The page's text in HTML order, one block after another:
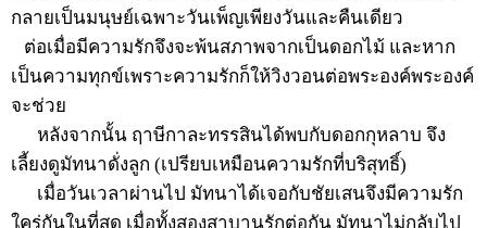
กลายเป็นมนุษย์เฉพาะวันเพ็ญเพียงวันและคืนเดียว
ต่อเมื่อมีความรักจึงจะพ้นสภาพจากเป็นดอกไม้ และหาก
เป็นความทุกข์เพราะความรักก็ให้วิงวอนต่อพระองค์พระองค์
จะช่วย
หลังจากนั้น ฤาษีกาละทรรสินได้พบกับดอกกุหลาบ จึง
เลี้ยงดูมัทนาดั่งลูก (เปรียบเหมือนความรักที่บริสุทธิ์)
เมื่อวันเวลาผ่านไป มัทนาได้เจอกับชัยเสนจึงมีความรัก
ใคร่กันในที่สุด เมื่อทั้งสองสาบานรักต่อกัน มัทนาไม่กลับไป